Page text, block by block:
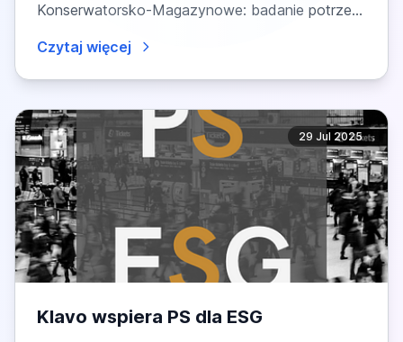
Konserwatorsko-Magazynowe: badanie potrzeb
Czytaj więcej
29 Jul 2025
Klavo wspiera PS dla ESG